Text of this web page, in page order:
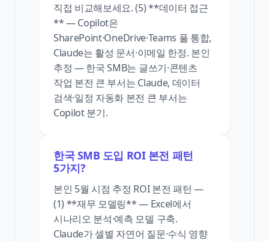
직접 비교해보세요. (5) **데이터 접근
** — Copilot은
SharePoint·OneDrive·Teams 풀 통합,
Claude는 활성 문서·이메일 한정. 본인
추정 — 한국 SMB는 글쓰기·콘텐츠
작업 본전 큰 부서는 Claude, 데이터
검색·일정 자동화 본전 큰 부서는
Copilot 분기.
한국 SMB 도입 ROI 본전 패턴
5가지?
본인 5월 시점 추정 ROI 본전 패턴 —
(1) **재무 모델링** — Excel에서
시나리오 분석·예측 모델 구축.
Claude가 셀별 자연어 질문·수식 영향